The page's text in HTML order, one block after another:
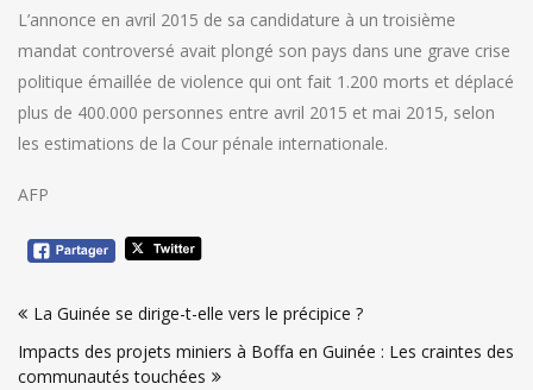
L’annonce en avril 2015 de sa candidature à un troisième
mandat controversé avait plongé son pays dans une grave crise
politique émaillée de violence qui ont fait 1.200 morts et déplacé
plus de 400.000 personnes entre avril 2015 et mai 2015, selon
les estimations de la Cour pénale internationale.
AFP
de
l’article
La Guinée se dirige-t-elle vers le précipice ?
Impacts des projets miniers à Boffa en Guinée : Les craintes des
communautés touchées